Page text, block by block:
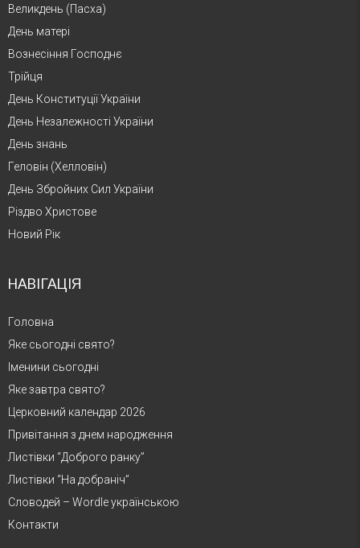
Великдень (Пасха)
День матері
Вознесіння Господнє
Трійця
День Конституції України
День Незалежності України
День знань
Геловін (Хелловін)
День Збройних Сил України
Різдво Христове
Новий Рік
НАВІГАЦІЯ
Головна
Яке сьогодні свято?
Іменини сьогодні
Яке завтра свято?
Церковний календар 2026
Привітання з днем народження
Листівки “Доброго ранку”
Листівки “На добраніч”
Словодей – Wordle українською
Контакти